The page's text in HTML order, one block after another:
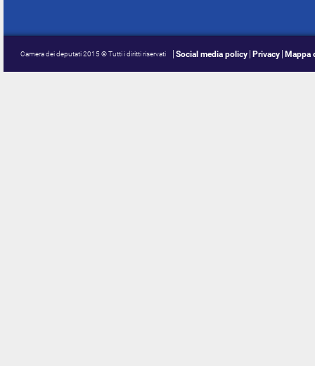
Camera dei deputati 2015 © Tutti i diritti riservati Social media policy Privacy Mappa